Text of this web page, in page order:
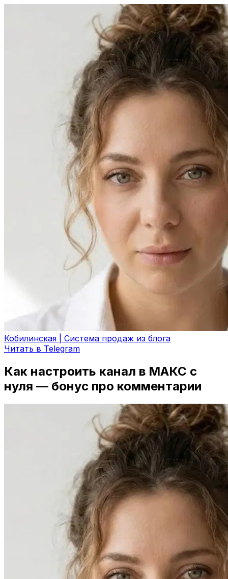
Кобилинская | Система продаж из блога
Читать в Telegram
Как настроить канал в МАКС с
нуля — бонус про комментарии